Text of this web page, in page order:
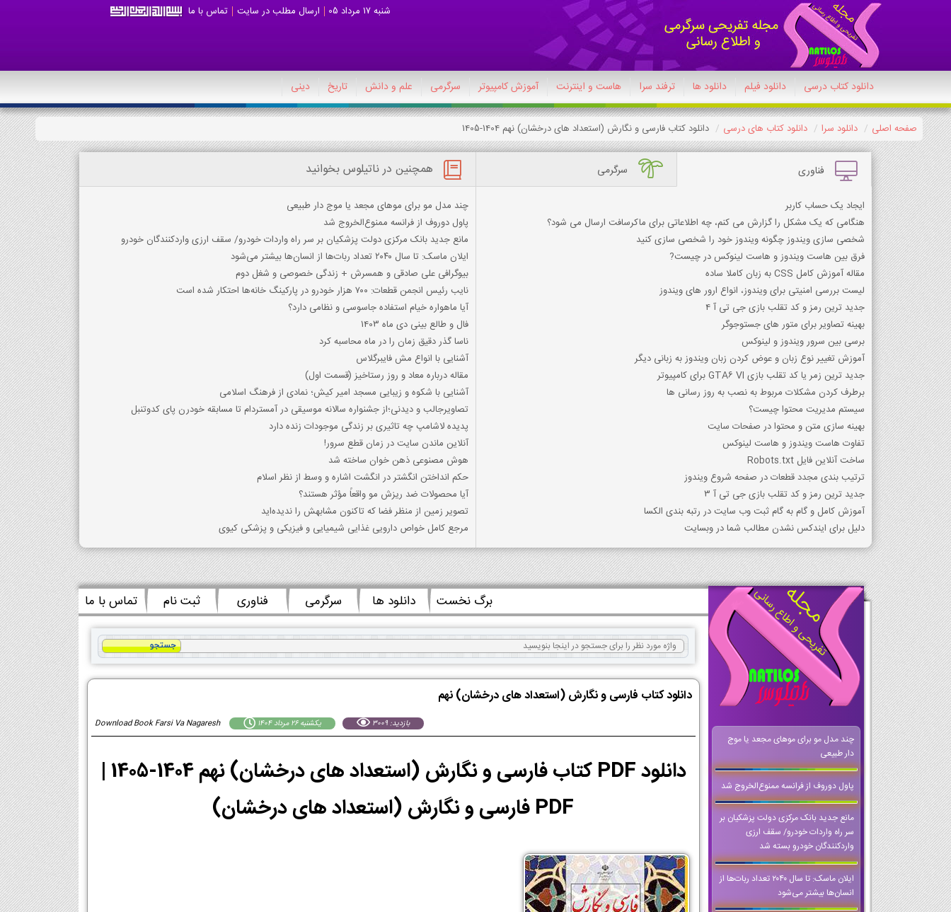
شنبه 17 مرداد 05 ارسال مطلب در سایت تماس با ما
دانلود کتاب درسی دانلود فیلم دانلود ها ترفند سرا هاست و اینترنت آموزش کامپیوتر سرگرمی علم و دانش تاریخ دینی
صفحه اصلی دانلود سرا دانلود کتاب های درسی دانلود کتاب فارسی و نگارش (استعداد های درخشان) نهم 1404-1405
فناوری سرگرمی
ایجاد یک حساب کاربر
هنگامی که یک مشکل را گزارش می کنم، چه اطلاعاتی برای ماکرسافت ارسال می شود؟
شخصی سازی ویندوز چگونه ویندوز خود را شخصی سازی کنید
فرق بین هاست ویندوز و هاست لینوکس در چیست?
مقاله آموزش کامل CSS به زبان کاملا ساده
لیست بررسی امنیتی برای ویندوز، انواع ارور های ویندوز
جدید ترین رمز و کد تقلب بازی جی تی آ 4
بهینه تصاویر برای متور های جستوجوگر
برسی بین سرور ویندوز و لینوکس
آموزش تغییر نوع زبان و عوض کردن زبان ویندوز به زبانی دیگر
جدید ترین زمر یا کد تقلب بازی GTA6 VI برای کامپیوتر
برطرف کردن مشکلات مربوط به نصب به روز رسانی ها
سیستم مدیریت محتوا چیست؟
بهینه سازی متن و محتوا در صفحات سایت
تفاوت هاست ویندوز و هاست لینوکس
ساخت آنلاین فایل Robots.txt
ترتیب بندی مجدد قطعات در صفحه شروع ویندوز
جدید ترین رمز و کد تقلب بازی جی تی آ 3
آموزش کامل و گام به گام ثبت وب سایت در رتبه بندی الکسا
دلیل برای ایندکس نشدن مطالب شما در وبسایت
همچنین در ناتیلوس بخوانید
چند مدل مو برای موهای مجعد یا موج دار طبیعی
پاول دوروف از فرانسه ممنوع‌الخروج شد
مانع جدید بانک مرکزی دولت پزشکیان بر سر راه واردات خودرو/ سقف ارزی واردکنندگان خودرو
ایلان ماسک: تا سال ۲۰۴۰ تعداد ربات‌ها از انسان‌ها بیشتر می‌شود
بیوگرافی علی صادقی و همسرش + زندگی خصوصی و شغل دوم
نایب رئیس انجمن قطعات: ۷۰۰ هزار خودرو در پارکینگ خانه‌ها احتکار شده است
آیا ماهواره خیام استفاده جاسوسی و نظامی دارد؟
فال و طالع بینی دی ماه 1403
ناسا گذر دقیق زمان را در ماه محاسبه کرد
آشنایی با انواع مش فایبرگلاس
مقاله درباره معاد و روز رستاخیز (قسمت اول)
آشنایی با شکوه و زیبایی مسجد امیر کیش؛ نمادی از فرهنگ اسلامی
تصاویرجالب و دیدنی؛از جشنواره سالانه موسیقی در آمستردام تا مسابقه خودرن پای کدوتنبل
پدیده لاشامپ چه تاثیری بر زندگی موجودات زنده دارد
آنلاین ماندن سایت در زمان قطع سرور!
هوش مصنوعی ذهن‌ خوان ساخته شد
حکم انداختن انگشتر در انگشت اشاره و وسط از نظر اسلام
آیا محصولات ضد ریزش مو واقعاً مؤثر هستند؟
تصویر زمین از منظر فضا که تاکنون مشابهش را ندیده‌اید
مرجع کامل خواص دارویی غذایی شیمیایی و فیزیکی و پزشکی کیوی
چند مدل مو برای موهای مجعد یا موج
دار طبیعی
پاول دوروف از فرانسه ممنوع‌الخروج شد
مانع جدید بانک مرکزی دولت پزشکیان بر
سر راه واردات خودرو/ سقف ارزی
واردکنندگان خودرو بسته شد
ایلان ماسک: تا سال ۲۰۴۰ تعداد ربات‌ها از
انسان‌ها بیشتر می‌شود
برگ نخست دانلود ها سرگرمی فناوری ثبت نام تماس با ما
دانلود کتاب فارسی و نگارش (استعداد های درخشان) نهم
Download Book Farsi Va Nagaresh يكشنبه 26 مرداد 1404 بازدید: 3009
دانلود PDF کتاب فارسی و نگارش (استعداد های درخشان) نهم 1404-1405 |
PDF فارسی و نگارش (استعداد های درخشان)